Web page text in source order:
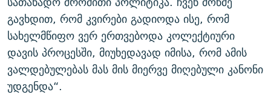
გავხდით, რომ კვირები გადიოდა ისე, რომ
სახელმწიფო ვერ ერთვებოდა კოლექტიური
დავის პროცესში, მიუხედავად იმისა, რომ ამის
ვალდებულებას მას მის მიერვე მიღებული კანონი
უდგენდა“.